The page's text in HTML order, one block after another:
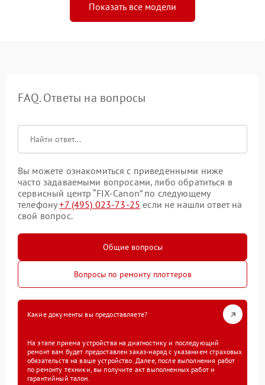
Показать все модели
FAQ. Ответы на вопросы
Вы можете ознакомиться с приведенными ниже
часто задаваемыми вопросами, либо обратиться в
сервисный центр “FIX-Canon” по следующему
телефону+7 (495) 023-73-25 если не нашли ответ на
свой вопрос.
Общие вопросы
Вопросы по ремонту плоттеров
Какие документы вы предоставляете?
На этапе приема устройства на диагностику и последующий
ремонт вам будет предоставлен заказ-наряд с указанием страховых
обязательств на ваше устройство. Далее, после выполнения работ
по ремонту техники, вы получите акт выполненных работ и
гарантийный талон.